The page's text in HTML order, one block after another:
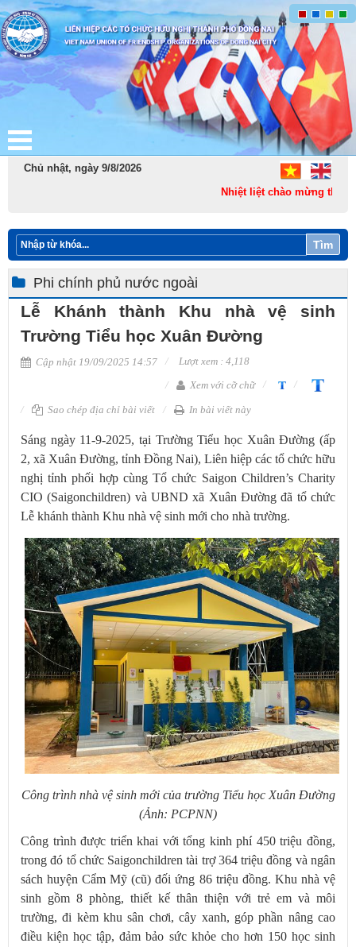
Chủ nhật, ngày 9/8/2026
Nhiệt liệt chào mừng thành
Tìm
Phi chính phủ nước ngoài
Lễ Khánh thành Khu nhà vệ sinh
Trường Tiểu học Xuân Đường
Cập nhật 19/09/2025 14:57
Lượt xem : 4,118
Xem với cỡ chữ
Sao chép địa chỉ bài viết In bài viết này
Sáng ngày 11-9-2025, tại Trường Tiểu học Xuân Đường (ấp
2, xã Xuân Đường, tỉnh Đồng Nai), Liên hiệp các tổ chức hữu
nghị tỉnh phối hợp cùng Tổ chức Saigon Children’s Charity
CIO (Saigonchildren) và UBND xã Xuân Đường đã tổ chức
Lễ khánh thành Khu nhà vệ sinh mới cho nhà trường.
Công trình nhà vệ sinh mới của trường Tiểu học Xuân Đường
(Ảnh: PCPNN)
Công trình được triển khai với tổng kinh phí 450 triệu đồng,
trong đó tổ chức Saigonchildren tài trợ 364 triệu đồng và ngân
sách huyện Cẩm Mỹ (cũ) đối ứng 86 triệu đồng. Khu nhà vệ
sinh gồm 8 phòng, thiết kế thân thiện với trẻ em và môi
trường, đi kèm khu sân chơi, cây xanh, góp phần nâng cao
điều kiện học tập, đảm bảo sức khỏe cho hơn 150 học sinh